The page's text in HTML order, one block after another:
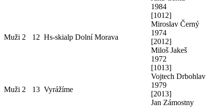
1984
Muži 2 12 Hs-skialp Dolní Morava
[1012]
Miroslav Černý
1974
[2012]
Miloš Jakeš
1972
Muži 2 13 Vyrážíme
[1013]
Vojtech Drbohlav
1979
[2013]
Jan Zámostny